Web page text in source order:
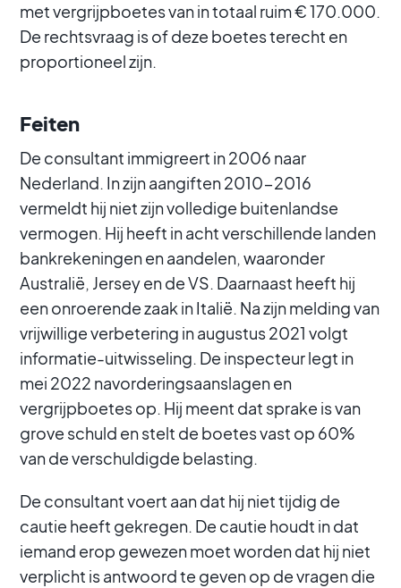
met vergrijpboetes van in totaal ruim € 170.000.
De rechtsvraag is of deze boetes terecht en
proportioneel zijn.
Feiten
De consultant immigreert in 2006 naar
Nederland. In zijn aangiften 2010-2016
vermeldt hij niet zijn volledige buitenlandse
vermogen. Hij heeft in acht verschillende landen
bankrekeningen en aandelen, waaronder
Australië, Jersey en de VS. Daarnaast heeft hij
een onroerende zaak in Italië. Na zijn melding van
vrijwillige verbetering in augustus 2021 volgt
informatie-uitwisseling. De inspecteur legt in
mei 2022 navorderingsaanslagen en
vergrijpboetes op. Hij meent dat sprake is van
grove schuld en stelt de boetes vast op 60%
van de verschuldigde belasting.
De consultant voert aan dat hij niet tijdig de
cautie heeft gekregen. De cautie houdt in dat
iemand erop gewezen moet worden dat hij niet
verplicht is antwoord te geven op de vragen die